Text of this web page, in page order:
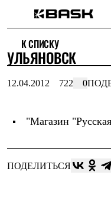
Интернет-магазин
Мужская одежда
Утепленная пухом
Куртки
Брюки
Утепленная синтетикой
Куртки
К СПИСКУ
УЛЬЯНОВСК
12.04.2012 722 0
"Магазин
ПОДЕЛИТЬСЯ